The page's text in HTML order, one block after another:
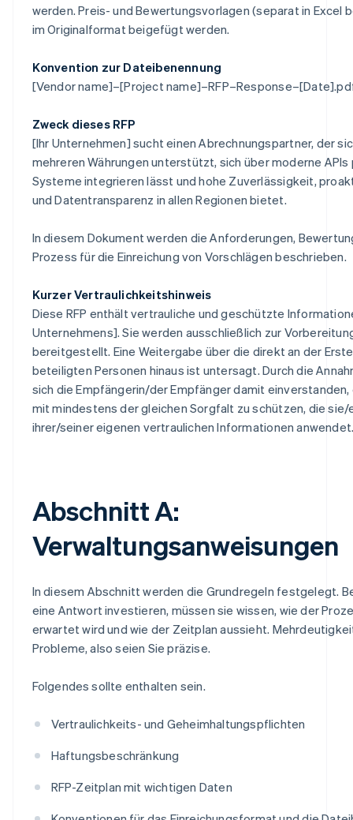
werden. Preis- und Bewertungsvorlagen (separat in Excel
im Originalformat beigefügt werden.
Konvention zur Dateibenennung
[Vendor name]–[Project
Zweck dieses RFP
[Ihr Unternehmen] sucht einen Abrechnungspartner, der
mehreren Währungen unterstützt, sich über moderne
Systeme integrieren lässt und hohe Zuverlässigkeit,
und Datentransparenz in allen Regionen bietet.
In diesem Dokument werden die Anforderungen,
Prozess für die Einreichung von Vorschlägen beschrieben.
Kurzer Vertraulichkeitshinweis
Diese RFP enthält vertrauliche und geschützte
Unternehmens]. Sie werden ausschließlich zur
bereitgestellt. Eine Weitergabe über die direkt an der
beteiligten Personen hinaus ist untersagt. Durch die
sich die Empfängerin/der Empfänger damit
mit mindestens der gleichen Sorgfalt zu schützen, die sie/
ihrer/seiner eigenen vertraulichen Informationen
Abschnitt A:
Verwaltungsanweisungen
In diesem Abschnitt werden die Grundregeln festgelegt.
eine Antwort investieren, müssen sie wissen, wie der
erwartet wird und wie der Zeitplan aussieht.
Probleme, also seien Sie präzise.
Folgendes sollte enthalten sein.
Vertraulichkeits- und Geheimhaltungspflichten
Haftungsbeschränkung
RFP-Zeitplan mit wichtigen Daten